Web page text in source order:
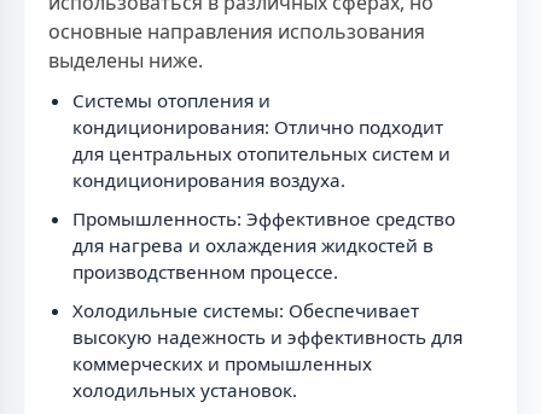
основные направления использования
выделены ниже.
Системы отопления и
кондиционирования: Отлично подходит
для центральных отопительных систем и
кондиционирования воздуха.
Промышленность: Эффективное средство
для нагрева и охлаждения жидкостей в
производственном процессе.
Холодильные системы: Обеспечивает
высокую надежность и эффективность для
коммерческих и промышленных
холодильных установок.